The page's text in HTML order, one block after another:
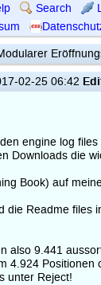
Search
02-25 06:42
engine log
Downloads die
Book) auf
die Readme files
also 9.441
4.924
unter Reject!